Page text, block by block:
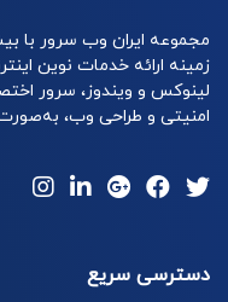
مجموعه ایران وب سرور با
زمینه ارائه خدمات نوین
لینوکس و ویندوز، سرور
امنیتی و طراحی وب، به‌صورت 24 ساعته در خدمت
دسترسی سریع